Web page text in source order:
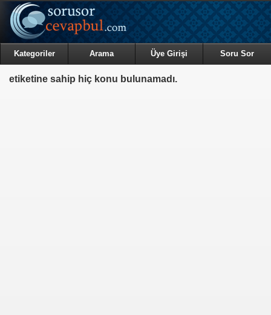
Kategoriler Arama Üye Girişi Soru Sor
etiketine sahip hiç konu bulunamadı.